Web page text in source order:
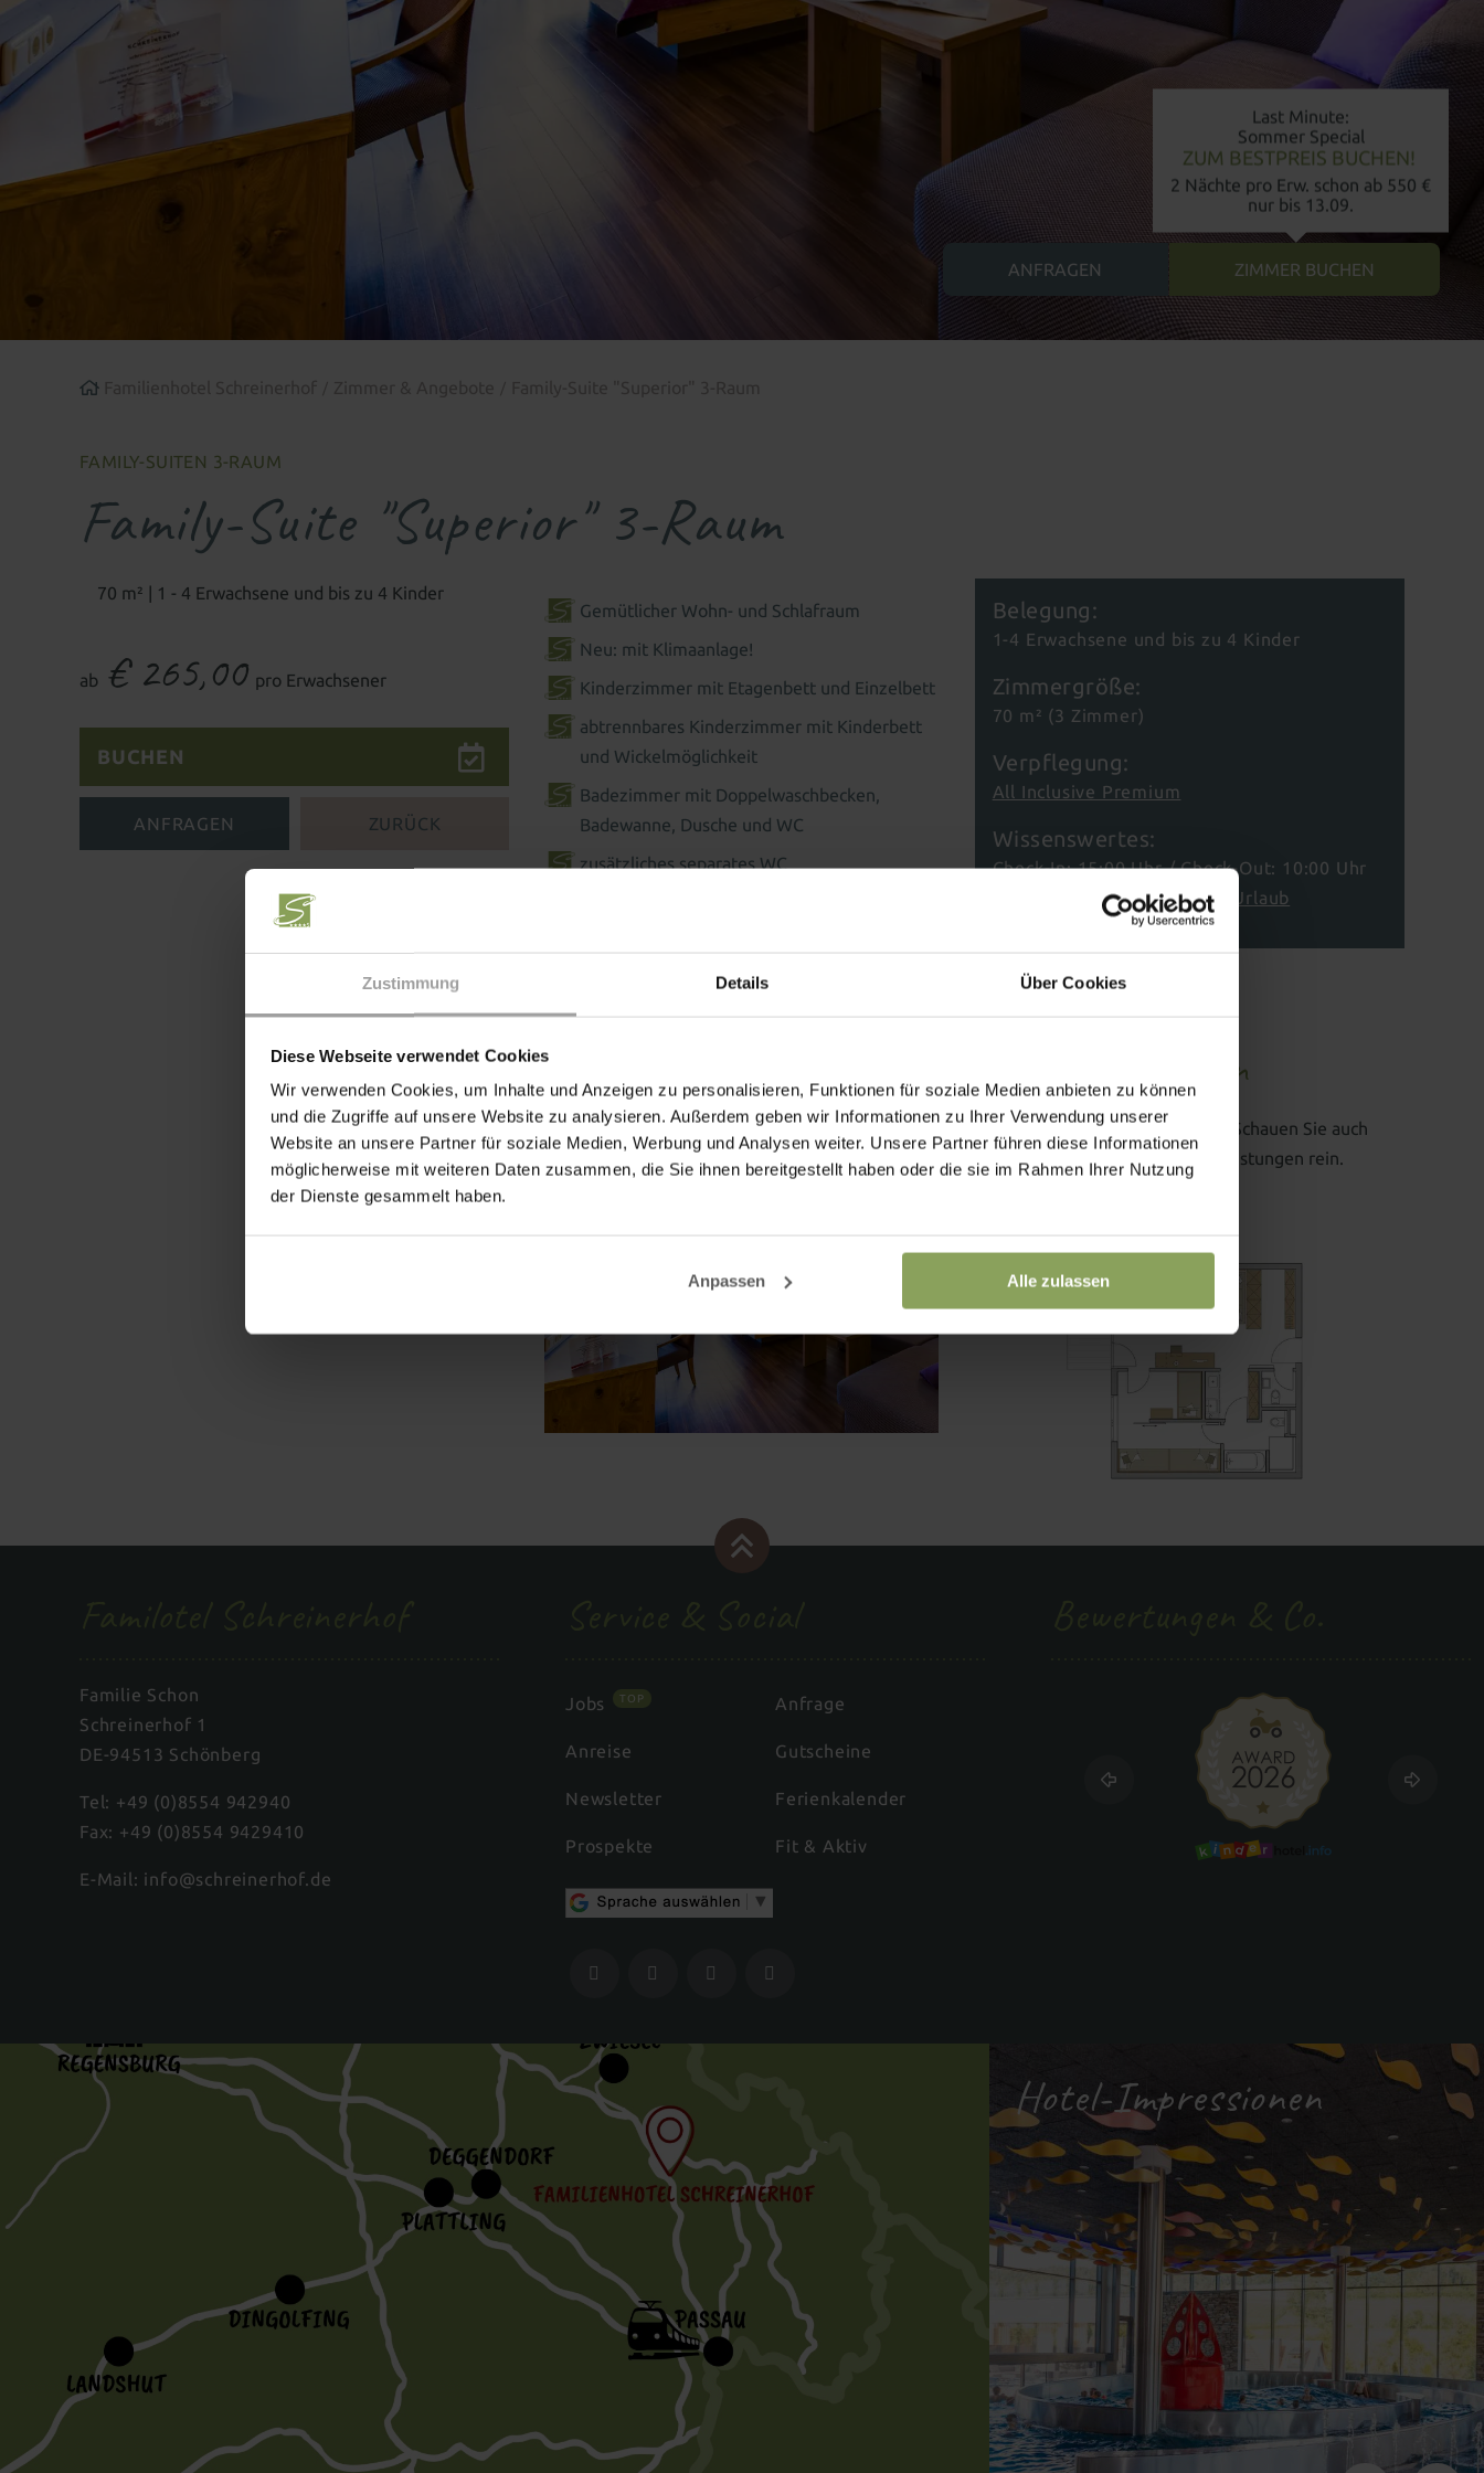
Zustimmung Details Über Cookies
Diese Webseite verwendet Cookies
Wir verwenden Cookies, um Inhalte und Anzeigen zu personalisieren, Funktionen für soziale Medien anbieten zu können
und die Zugriffe auf unsere Website zu analysieren. Außerdem geben wir Informationen zu Ihrer Verwendung unserer
Website an unsere Partner für soziale Medien, Werbung und Analysen weiter. Unsere Partner führen diese Informationen
möglicherweise mit weiteren Daten zusammen, die Sie ihnen bereitgestellt haben oder die sie im Rahmen Ihrer Nutzung
der Dienste gesammelt haben.
Anpassen Alle zulassen
Last Minute:
Sommer Special
ZUM BESTPREIS BUCHEN!
2 Nächte pro Erw. schon ab 550 €
nur bis 13.09.
FAMILY-SUITEN 3-RAUM
Family-Suite "Superior" 3-Raum
70 m² | 1 - 4 Erwachsene und bis zu 4 Kinder
ab € 265,00 pro Erwachsener
BUCHEN
ANFRAGEN ZURÜCK
Gemütlicher Wohn- und Schlafraum
Neu: mit Klimaanlage!
Kinderzimmer mit Etagenbett und Einzelbett
abtrennbares Kinderzimmer mit Kinderbett
und Wickelmöglichkeit
Badezimmer mit Doppelwaschbecken,
Badewanne, Dusche und WC
zusätzliches separates WC
mit Haustieren geeignet (Haustierpauschale
Belegung:
1-4 Erwachsene und bis zu 4 Kinder
Zimmergröße:
70 m² (3 Zimmer)
Verpflegung:
All Inclusive Premium
Wissenswertes:
Check-In: 15:00 Uhr / Check-Out: 10:00 Uhr
Wissenswertes für Ihren Urlaub
Sooo viele
Inklusivleistungen
Rundum sorglos übernachten: Schauen Sie auch
noch gleich in unsere Inklusivleistungen rein.
Familie Schon
Schreinerhof 1
DE-94513 Schönberg
Tel: +49 (0)8554 942940
Fax: +49 (0)8554 9429410
E-Mail: info@schreinerhof.de
Jobs TOP Anfrage
Anreise Gutscheine
Newsletter Ferienkalender
Prospekte Fit & Aktiv
Hotel-Impressionen